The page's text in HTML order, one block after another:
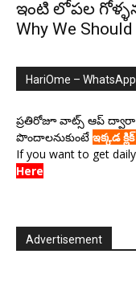
ఇంటి లోపల గోళ్ళను
Why We
HariOme – WhatsApp
ప్రతిరోజూ వాట్స్ ఆప్
పొందాలనుకుంటే ఇక్కడ
If you want to get
Here
Advertisement